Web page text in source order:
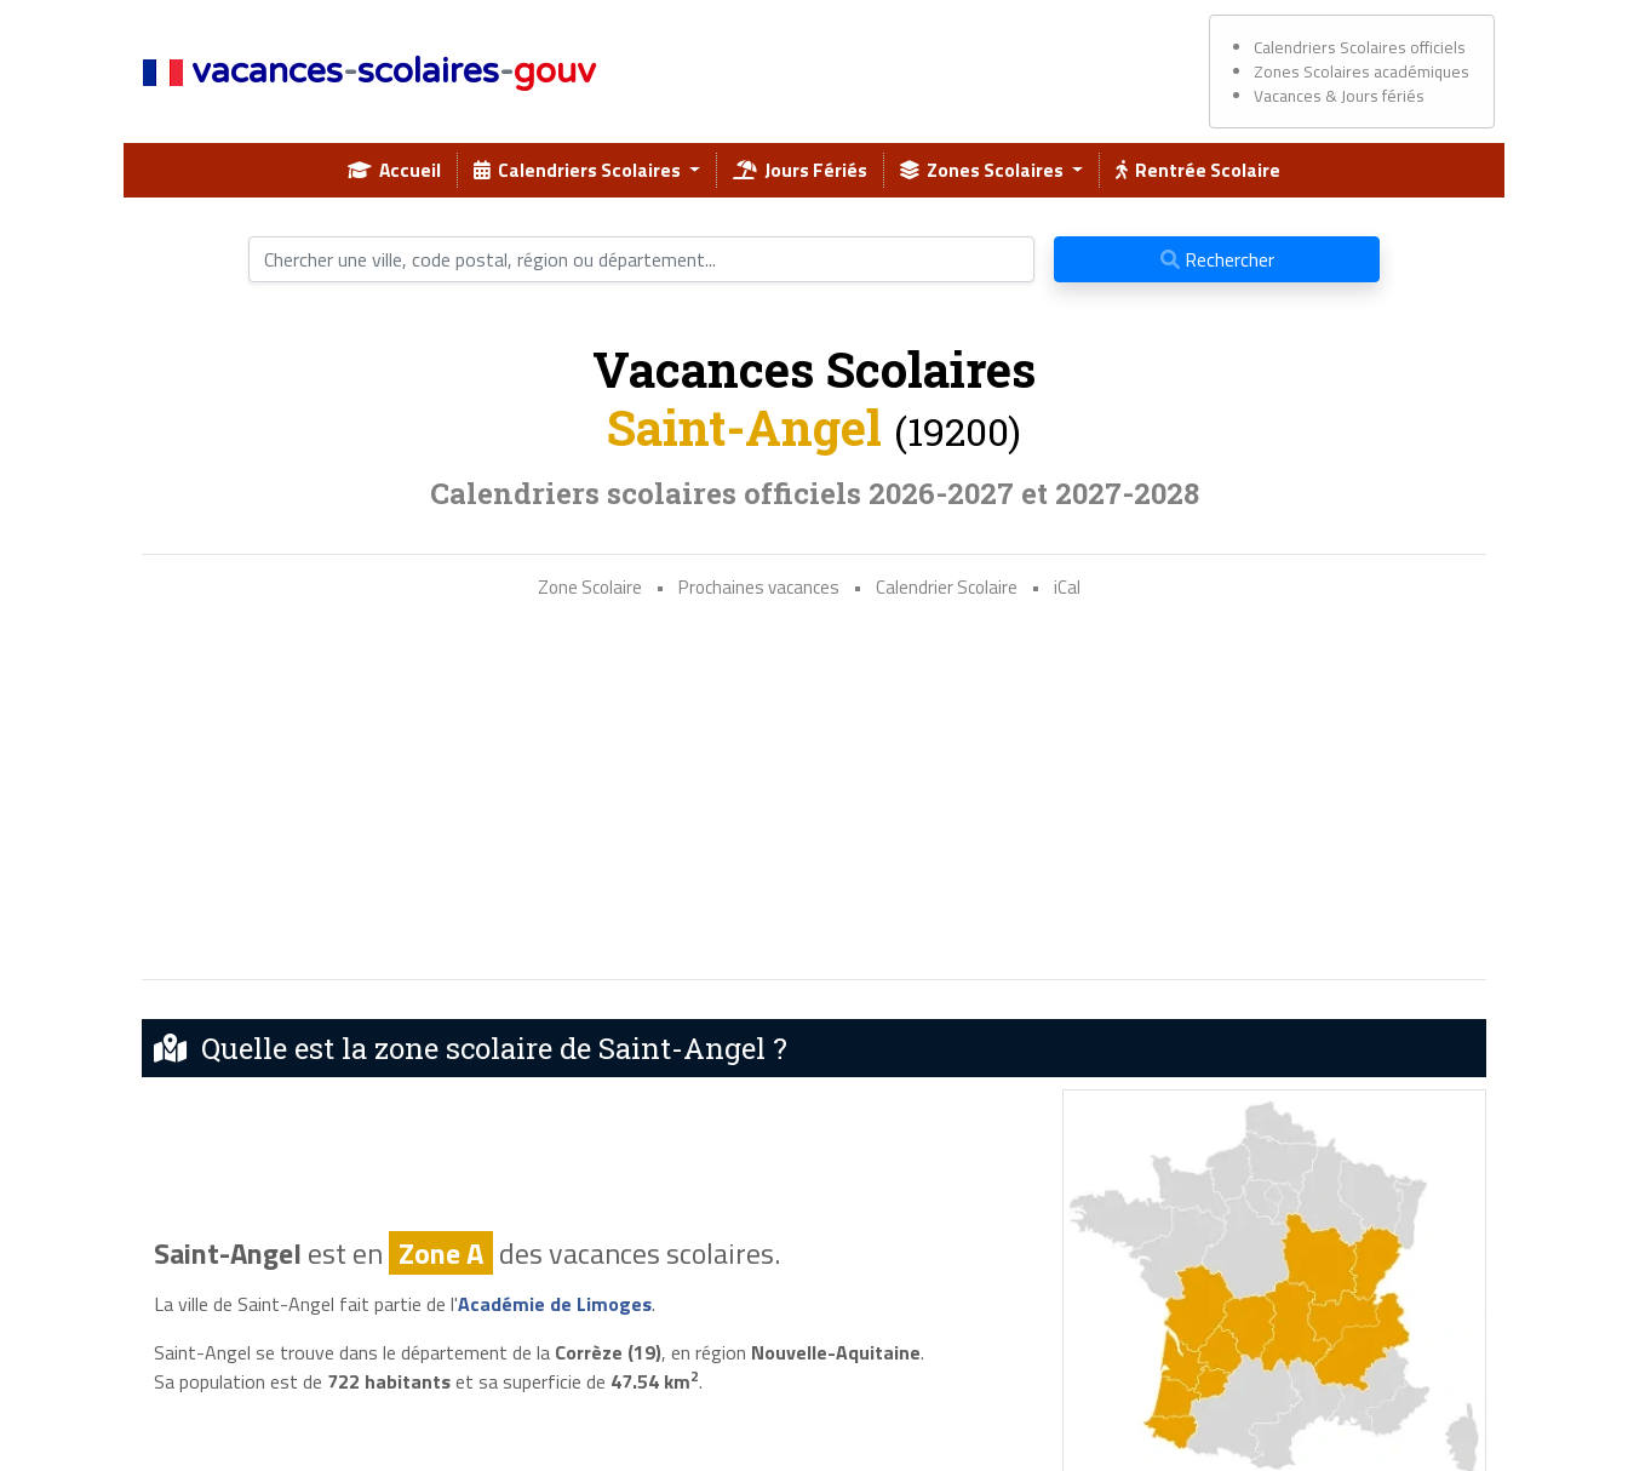
vacances-scolaires-gouv
Calendriers Scolaires officiels
Zones Scolaires académiques
Vacances & Jours fériés
Accueil Calendriers Scolaires Jours Fériés Zones Scolaires Rentrée Scolaire
Rechercher
Vacances Scolaires
Saint-Angel (19200)
Calendriers scolaires officiels 2026-2027 et 2027-2028
Zone Scolaire • Prochaines vacances • Calendrier Scolaire • iCal
Quelle est la zone scolaire de Saint-Angel ?
Saint-Angelest en Zone A des vacances scolaires.
La ville de Saint-Angel fait partie de l'Académie de Limoges.
Saint-Angel se trouve dans le département de la Corrèze (19), en région Nouvelle-Aquitaine.
Sa population est de 722 habitantset sa superficie de 47.54 km2.